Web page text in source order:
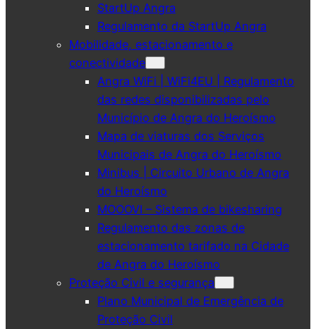
StartUp Angra
Regulamento da StartUp Angra
Mobilidade, estacionamento e
conectividade
Angra WiFi | WiFi4EU | Regulamento
das redes disponibilizadas pelo
Município de Angra do Heroísmo
Mapa de viaturas dos Serviços
Municipais de Angra do Heroísmo
Minibus | Circuito Urbano de Angra
do Heroísmo
MOOOVI – Sistema de bikesharing
Regulamento das zonas de
estacionamento tarifado na Cidade
de Angra do Heroísmo
Proteção Civil e segurança
Plano Municipal de Emergência de
Proteção Civil